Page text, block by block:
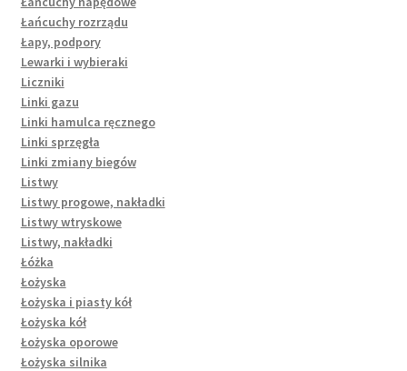
Łańcuchy rozrządu
Łapy, podpory
Lewarki i wybieraki
Liczniki
Linki gazu
Linki hamulca ręcznego
Linki sprzęgła
Linki zmiany biegów
Listwy
Listwy progowe, nakładki
Listwy wtryskowe
Listwy, nakładki
Łóżka
Łożyska
Łożyska i piasty kół
Łożyska kół
Łożyska oporowe
Łożyska silnika